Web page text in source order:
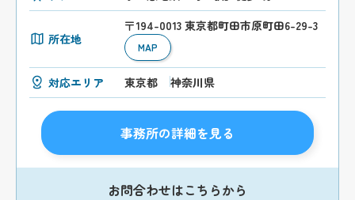
所在地
〒194-0013 東京都町田市原町田6-29-3
MAP
対応エリア 東京都 神奈川県
事務所の詳細を見る
お問合わせはこちらから